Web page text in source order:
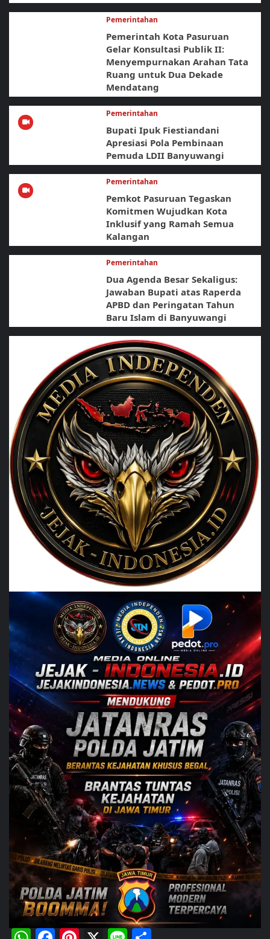
Pemerintahan
Pemerintah Kota Pasuruan
Gelar Konsultasi Publik II:
Menyempurnakan Arahan Tata
Ruang untuk Dua Dekade
Mendatang
Pemerintahan
Bupati Ipuk Fiestiandani
Apresiasi Pola Pembinaan
Pemuda LDII Banyuwangi
Pemerintahan
Pemkot Pasuruan Tegaskan
Komitmen Wujudkan Kota
Inklusif yang Ramah Semua
Kalangan
Pemerintahan
Dua Agenda Besar Sekaligus:
Jawaban Bupati atas Raperda
APBD dan Peringatan Tahun
Baru Islam di Banyuwangi